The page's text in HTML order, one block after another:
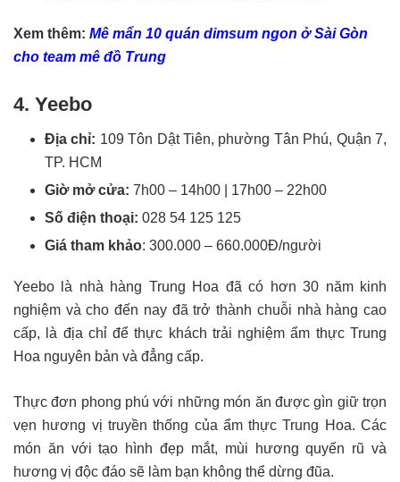
Xem thêm: Mê mẩn 10 quán dimsum ngon ở Sài Gòn
cho team mê đồ Trung
4. Yeebo
Địa chỉ: 109 Tôn Dật Tiên, phường Tân Phú, Quận 7,
TP. HCM
Giờ mở cửa: 7h00 – 14h00 | 17h00 – 22h00
Số điện thoại: 028 54 125 125
Giá tham khảo: 300.000 – 660.000Đ/người
Yeebo là nhà hàng Trung Hoa đã có hơn 30 năm kinh
nghiệm và cho đến nay đã trở thành chuỗi nhà hàng cao
cấp, là địa chỉ để thực khách trải nghiệm ẩm thực Trung
Hoa nguyên bản và đẳng cấp.
Thực đơn phong phú với những món ăn được gìn giữ trọn
vẹn hương vị truyền thống của ẩm thực Trung Hoa. Các
món ăn với tạo hình đẹp mắt, mùi hương quyến rũ và
hương vị độc đáo sẽ làm bạn không thể dừng đũa.